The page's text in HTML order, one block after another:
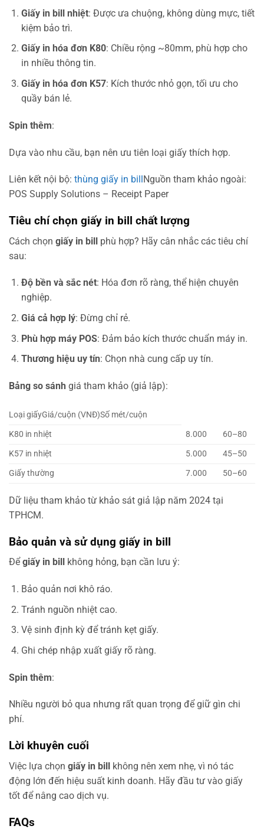
Giấy in bill nhiệt: Được ưa chuộng, không dùng mực, tiết
kiệm bảo trì.
Giấy in hóa đơn K80: Chiều rộng ~80mm, phù hợp cho
in nhiều thông tin.
Giấy in hóa đơn K57: Kích thước nhỏ gọn, tối ưu cho
quầy bán lẻ.
Spin thêm:
Dựa vào nhu cầu, bạn nên ưu tiên loại giấy thích hợp.
Liên kết nội bộ: thùng giấy in bill Nguồn tham khảo ngoài:
POS Supply Solutions – Receipt Paper
Tiêu chí chọn giấy in bill chất lượng
Cách chọn giấy in bill phù hợp? Hãy cân nhắc các tiêu chí
sau:
Độ bền và sắc nét: Hóa đơn rõ ràng, thể hiện chuyên
nghiệp.
Giá cả hợp lý: Đừng chỉ rẻ.
Phù hợp máy POS: Đảm bảo kích thước chuẩn máy in.
Thương hiệu uy tín: Chọn nhà cung cấp uy tín.
Bảng so sánh giá tham khảo (giả lập):
Loại giấyGiá/cuộn (VNĐ)Số mét/cuộn
K80 in nhiệt
8.000
60–80
K57 in nhiệt
5.000
45–50
Giấy thường
7.000 50–60
Dữ liệu tham khảo từ khảo sát giả lập năm 2024 tại
TPHCM.
Bảo quản và sử dụng giấy in bill
Để giấy in bill không hỏng, bạn cần lưu ý:
Bảo quản nơi khô ráo.
Tránh nguồn nhiệt cao.
Vệ sinh định kỳ để tránh kẹt giấy.
Ghi chép nhập xuất giấy rõ ràng.
Spin thêm:
Nhiều người bỏ qua nhưng rất quan trọng để giữ gìn chi
phí.
Lời khuyên cuối
Việc lựa chọn giấy in bill không nên xem nhẹ, vì nó tác
động lớn đến hiệu suất kinh doanh. Hãy đầu tư vào giấy
tốt để nâng cao dịch vụ.
FAQs